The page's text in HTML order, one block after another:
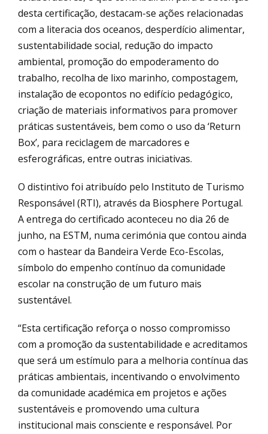
desta certificação, destacam-se ações relacionadas
com a literacia dos oceanos, desperdício alimentar,
sustentabilidade social, redução do impacto
ambiental, promoção do empoderamento do
trabalho, recolha de lixo marinho, compostagem,
instalação de ecopontos no edifício pedagógico,
criação de materiais informativos para promover
práticas sustentáveis, bem como o uso da ‘Return
Box’, para reciclagem de marcadores e
esferográficas, entre outras iniciativas.
O distintivo foi atribuído pelo Instituto de Turismo
Responsável (RTI), através da Biosphere Portugal.
A entrega do certificado aconteceu no dia 26 de
junho, na ESTM, numa cerimónia que contou ainda
com o hastear da Bandeira Verde Eco-Escolas,
símbolo do empenho contínuo da comunidade
escolar na construção de um futuro mais
sustentável.
“Esta certificação reforça o nosso compromisso
com a promoção da sustentabilidade e acreditamos
que será um estímulo para a melhoria contínua das
práticas ambientais, incentivando o envolvimento
da comunidade académica em projetos e ações
sustentáveis e promovendo uma cultura
institucional mais consciente e responsável. Por